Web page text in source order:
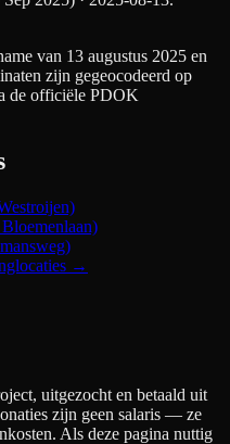
van 13 augustus 2025 en
zijn gegeocodeerd op
de officiële PDOK
→
uitgezocht en betaald uit
zijn geen salaris — ze
Als deze pagina nuttig